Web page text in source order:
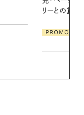
人の